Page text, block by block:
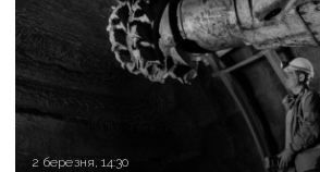
2 березня, 14:30